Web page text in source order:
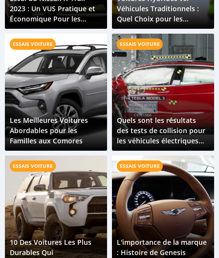
2023 : Un VUS Pratique et
Économique Pour les
Comores
Véhicules Traditionnels :
Quel Choix pour les
Comores ?
ESSAIS VOITURE
Les Meilleures Voitures
Abordables pour les
Familles aux Comores
ESSAIS VOITURE
Quels sont les résultats
des tests de collision pour
les véhicules électriques
par rapport aaux véhicules
à combustion interne ?
ESSAIS VOITURE
10 Des Voitures Les Plus
Durables Qui
ESSAIS VOITURE
L'importance de la marque
: Histoire de Genesis